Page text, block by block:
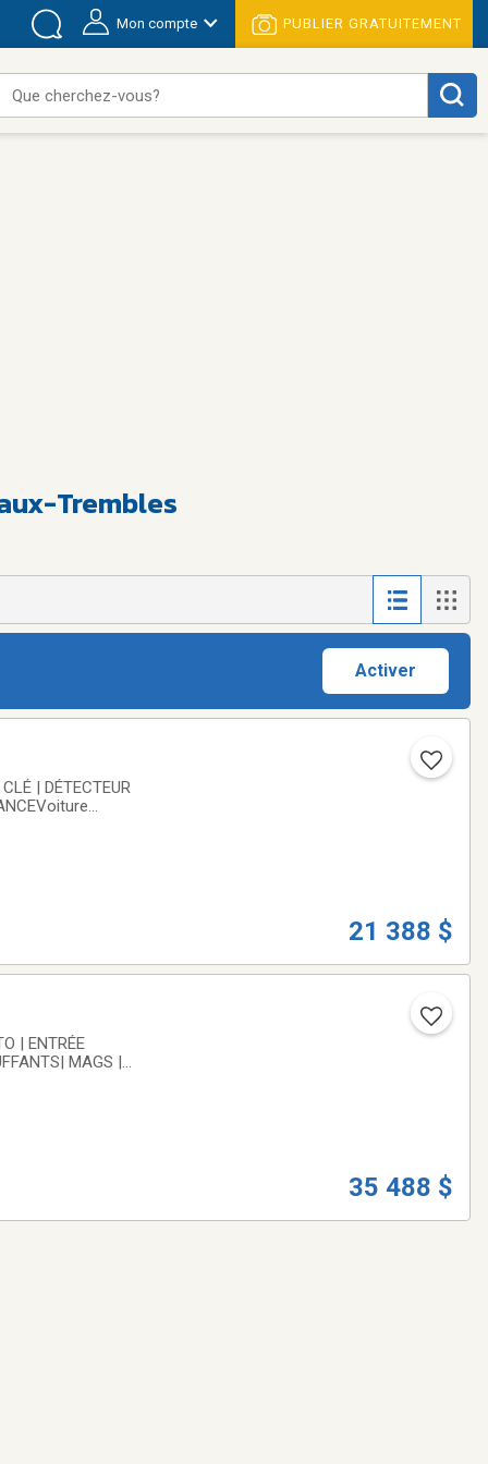
Mon compte PUBLIER GRATUITEMENT
Que cherchez-vous?
Trembles
Activer
| DÉTECTEUR
21 388 $
| ENTRÉE
MAGS |
35 488 $